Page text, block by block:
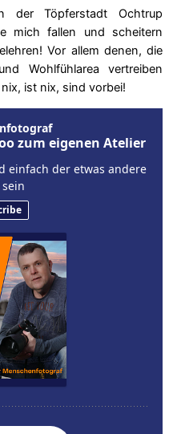
der Töpferstadt Ochtrup
mich fallen und scheitern
Vor allem denen, die
Wohlfühlarea vertreiben
ist nix, sind vorbei!